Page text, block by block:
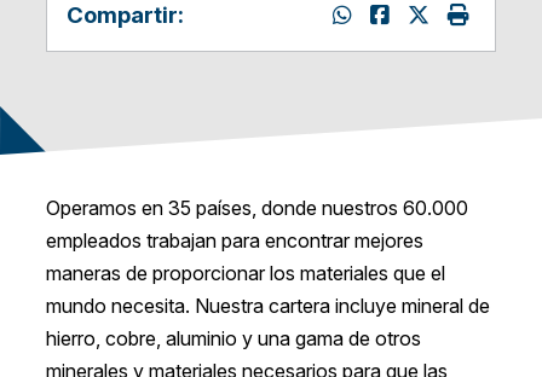
Compartir:
Operamos en 35 países, donde nuestros 60.000
empleados trabajan para encontrar mejores
maneras de proporcionar los materiales que el
mundo necesita. Nuestra cartera incluye mineral de
hierro, cobre, aluminio y una gama de otros
minerales y materiales necesarios para que las